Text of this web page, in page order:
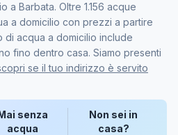
a Barbata. Oltre 1.156 acque
a domicilio con prezzi a partire
di acqua a domicilio include
fino dentro casa. Siamo presenti
se il tuo indirizzo è servito
senza
acqua
Non sei in
casa?